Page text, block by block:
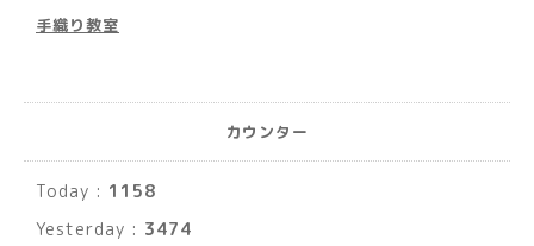
手織り教室
カウンター
Today : 1158
Yesterday : 3474